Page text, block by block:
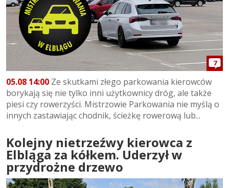
7
05.08 14:00 Ze skutkami złego parkowania kierowców
borykają się nie tylko inni użytkownicy dróg, ale także
piesi czy rowerzyści. Mistrzowie Parkowania nie myślą o
innych zastawiając chodnik, ścieżkę rowerową lub...
Kolejny nietrzeźwy kierowca z
Elbląga za kółkem. Uderzył w
przydrożne drzewo